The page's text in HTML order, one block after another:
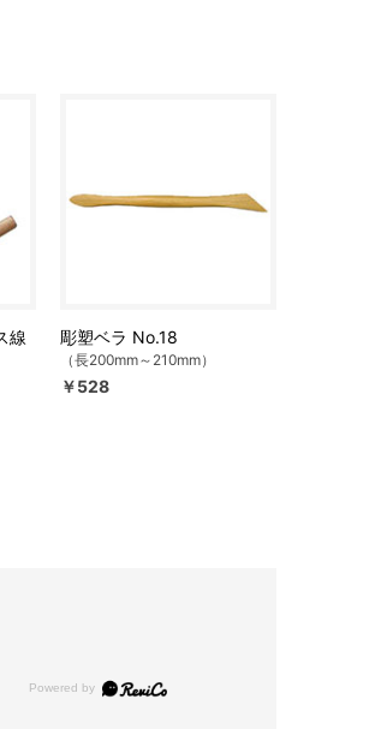
線 彫塑ベラ No.18
（長200mm～210mm）
￥528